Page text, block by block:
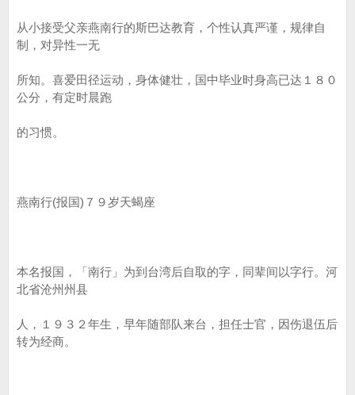
从小接受父亲燕南行的斯巴达教育，个性认真严谨，规律自
制，对异性一无
所知。喜爱田径运动，身体健壮，国中毕业时身高已达１８０
公分，有定时晨跑
的习惯。
燕南行(报国)７９岁天蝎座
本名报国，「南行」为到台湾后自取的字，同辈间以字行。河
北省沧州州县
人，１９３２年生，早年随部队来台，担任士官，因伤退伍后
转为经商。